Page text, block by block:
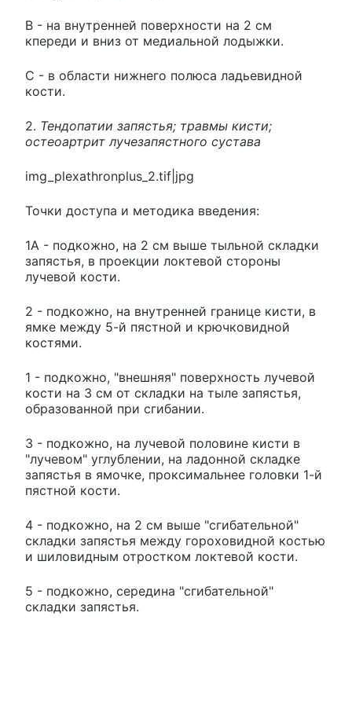
B - на внутренней поверхности на 2 см
кпереди и вниз от медиальной лодыжки.
C - в области нижнего полюса ладьевидной
кости.
2. Тендопатии запястья; травмы кисти;
остеоартрит лучезапястного сустава
img_plexathronplus_2.tif|jpg
Точки доступа и методика введения:
1A - подкожно, на 2 см выше тыльной складки
запястья, в проекции локтевой стороны
лучевой кости.
2 - подкожно, на внутренней границе кисти, в
ямке между 5-й пястной и крючковидной
костями.
1 - подкожно, "внешняя" поверхность лучевой
кости на 3 см от складки на тыле запястья,
образованной при сгибании.
3 - подкожно, на лучевой половине кисти в
"лучевом" углублении, на ладонной складке
запястья в ямочке, проксимальнее головки 1-й
пястной кости.
4 - подкожно, на 2 см выше "сгибательной"
складки запястья между гороховидной костью
и шиловидным отростком локтевой кости.
5 - подкожно, середина "сгибательной"
складки запястья.